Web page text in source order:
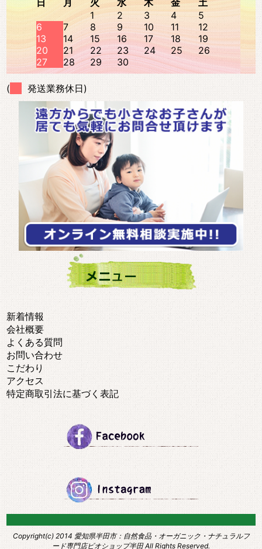
日
月 火 水 木 金
土
1
2 3 4
5
6
7 8 9 10 11
12
13
14 15 16 17 18
19
20
21 22 23 24 25
26
27
28 29 30
( 発送業務休日)
新着情報
会社概要
よくある質問
お問い合わせ
こだわり
アクセス
特定商取引法に基づく表記
Copyright(c) 2014 愛知県半田市：自然食品・オーガニック・ナチュラルフ
ード専門店ビオショップ半田All Rights Reserved.